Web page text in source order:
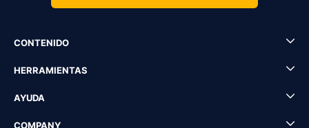
CONTENIDO
HERRAMIENTAS
AYUDA
COMPANY